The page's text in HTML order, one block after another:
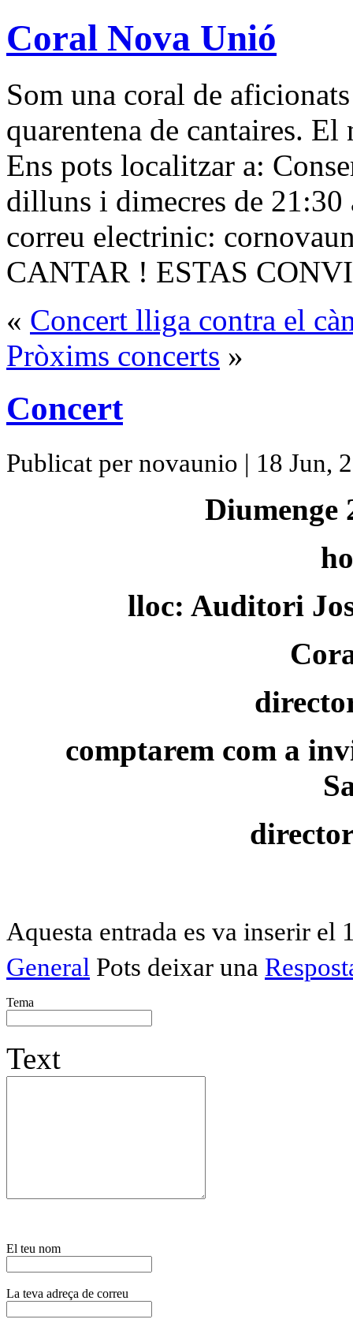
Coral Nova Unió
Som una coral de
quarentena de cantaires.
Ens pots localitzar a:
dilluns i dimecres de 21:30
correu electrinic:
CANTAR ! ESTAS
« Concert lliga contra el
Pròxims concerts »
Concert
Publicat per novaunio | 18 Jun,
Diumenge
lloc: Auditori
comptarem com a
Aquesta entrada es va inserir el
General Pots deixar una
Tema
Text
El teu nom
La teva adreça de correu